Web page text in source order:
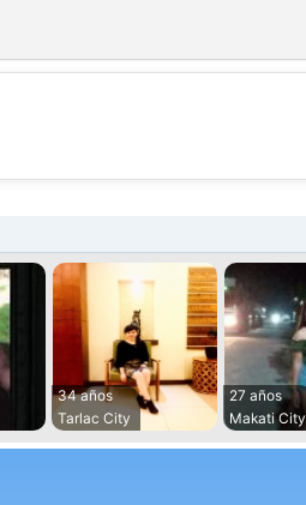
💕
34 años
Tarlac City
27 años
Makati City